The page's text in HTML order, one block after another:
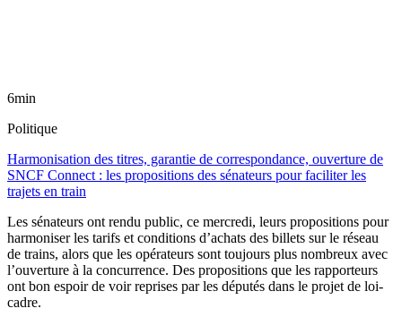
6min
Politique
Harmonisation des titres, garantie de correspondance, ouverture de
SNCF Connect : les propositions des sénateurs pour faciliter les
trajets en train
Les sénateurs ont rendu public, ce mercredi, leurs propositions pour
harmoniser les tarifs et conditions d’achats des billets sur le réseau
de trains, alors que les opérateurs sont toujours plus nombreux avec
l’ouverture à la concurrence. Des propositions que les rapporteurs
ont bon espoir de voir reprises par les députés dans le projet de loi-
cadre.